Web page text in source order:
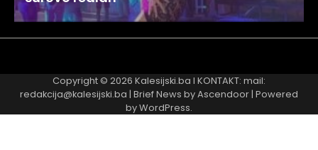
Copyright © 2026 Kalesijski.ba I KONTAKT: mail:
redakcija@kalesijski.ba | Brief News byAscendoor| Powered
byWordPress.